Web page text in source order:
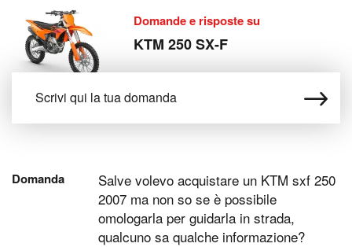
Domande e risposte su
KTM 250 SX-F
Domanda
Salve volevo acquistare un KTM sxf 250
2007 ma non so se è possibile
omologarla per guidarla in strada,
qualcuno sa qualche informazione?